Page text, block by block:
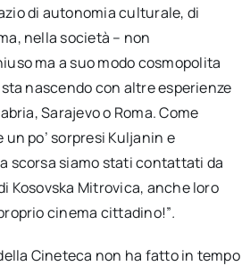
di autonomia culturale, di
nella società – non
ma a suo modo cosmopolita
nascendo con altre esperienze
Sarajevo o Roma. Come
po’ sorpresi Kuljanin e
scorsa siamo stati contattati da
Kosovska Mitrovica, anche loro
cinema cittadino!”.
Cineteca non ha fatto in tempo